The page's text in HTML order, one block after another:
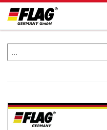
Zum Inhalt springen